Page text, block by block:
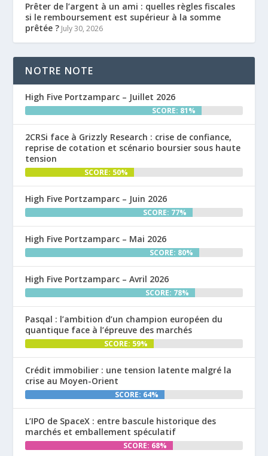
Prêter de l’argent à un ami : quelles règles fiscales
si le remboursement est supérieur à la somme
prêtée ? July 30, 2026
NOTRE NOTE
High Five Portzamparc – Juillet 2026
SCORE: 81%
2CRSi face à Grizzly Research : crise de confiance,
reprise de cotation et scénario boursier sous haute
tension
SCORE: 50%
High Five Portzamparc – Juin 2026
SCORE: 77%
High Five Portzamparc – Mai 2026
SCORE: 80%
High Five Portzamparc – Avril 2026
SCORE: 78%
Pasqal : l’ambition d’un champion européen du
quantique face à l’épreuve des marchés
SCORE: 59%
Crédit immobilier : une tension latente malgré la
crise au Moyen-Orient
SCORE: 64%
L’IPO de SpaceX : entre bascule historique des
marchés et emballement spéculatif
SCORE: 68%